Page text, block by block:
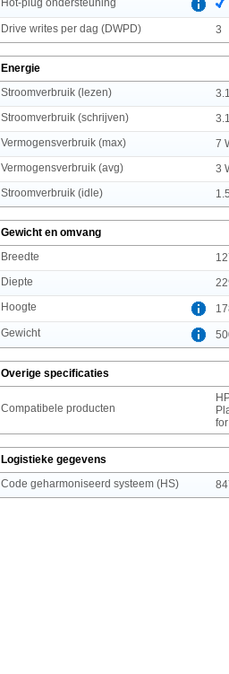
Drive writes per dag (DWPD) 3
Energie
Stroomverbruik (lezen)
Stroomverbruik (schrijven)
Vermogensverbruik (max)
7
Vermogensverbruik (avg)
3
Stroomverbruik (idle)
Gewicht en omvang
Breedte
Diepte
Hoogte
Gewicht
Overige specificaties
Compatibele producten
Logistieke gegevens
Code geharmoniseerd systeem (HS)